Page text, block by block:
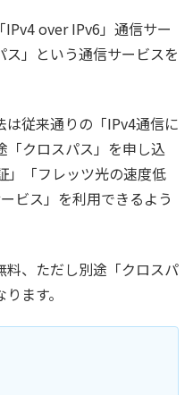
over IPv6」通信サー
」という通信サービスを
従来通りの「IPv4通信に
「クロスパス」を申し込
」「フレッツ光の速度低
ビス」を利用できるよう
料、ただし別途「クロスパ
ます。